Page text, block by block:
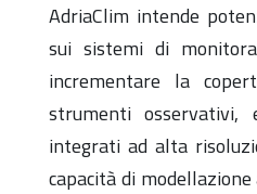
AdriaClim intende
sui sistemi di
incrementare la
strumenti osservativi,
integrati ad alta
capacità di